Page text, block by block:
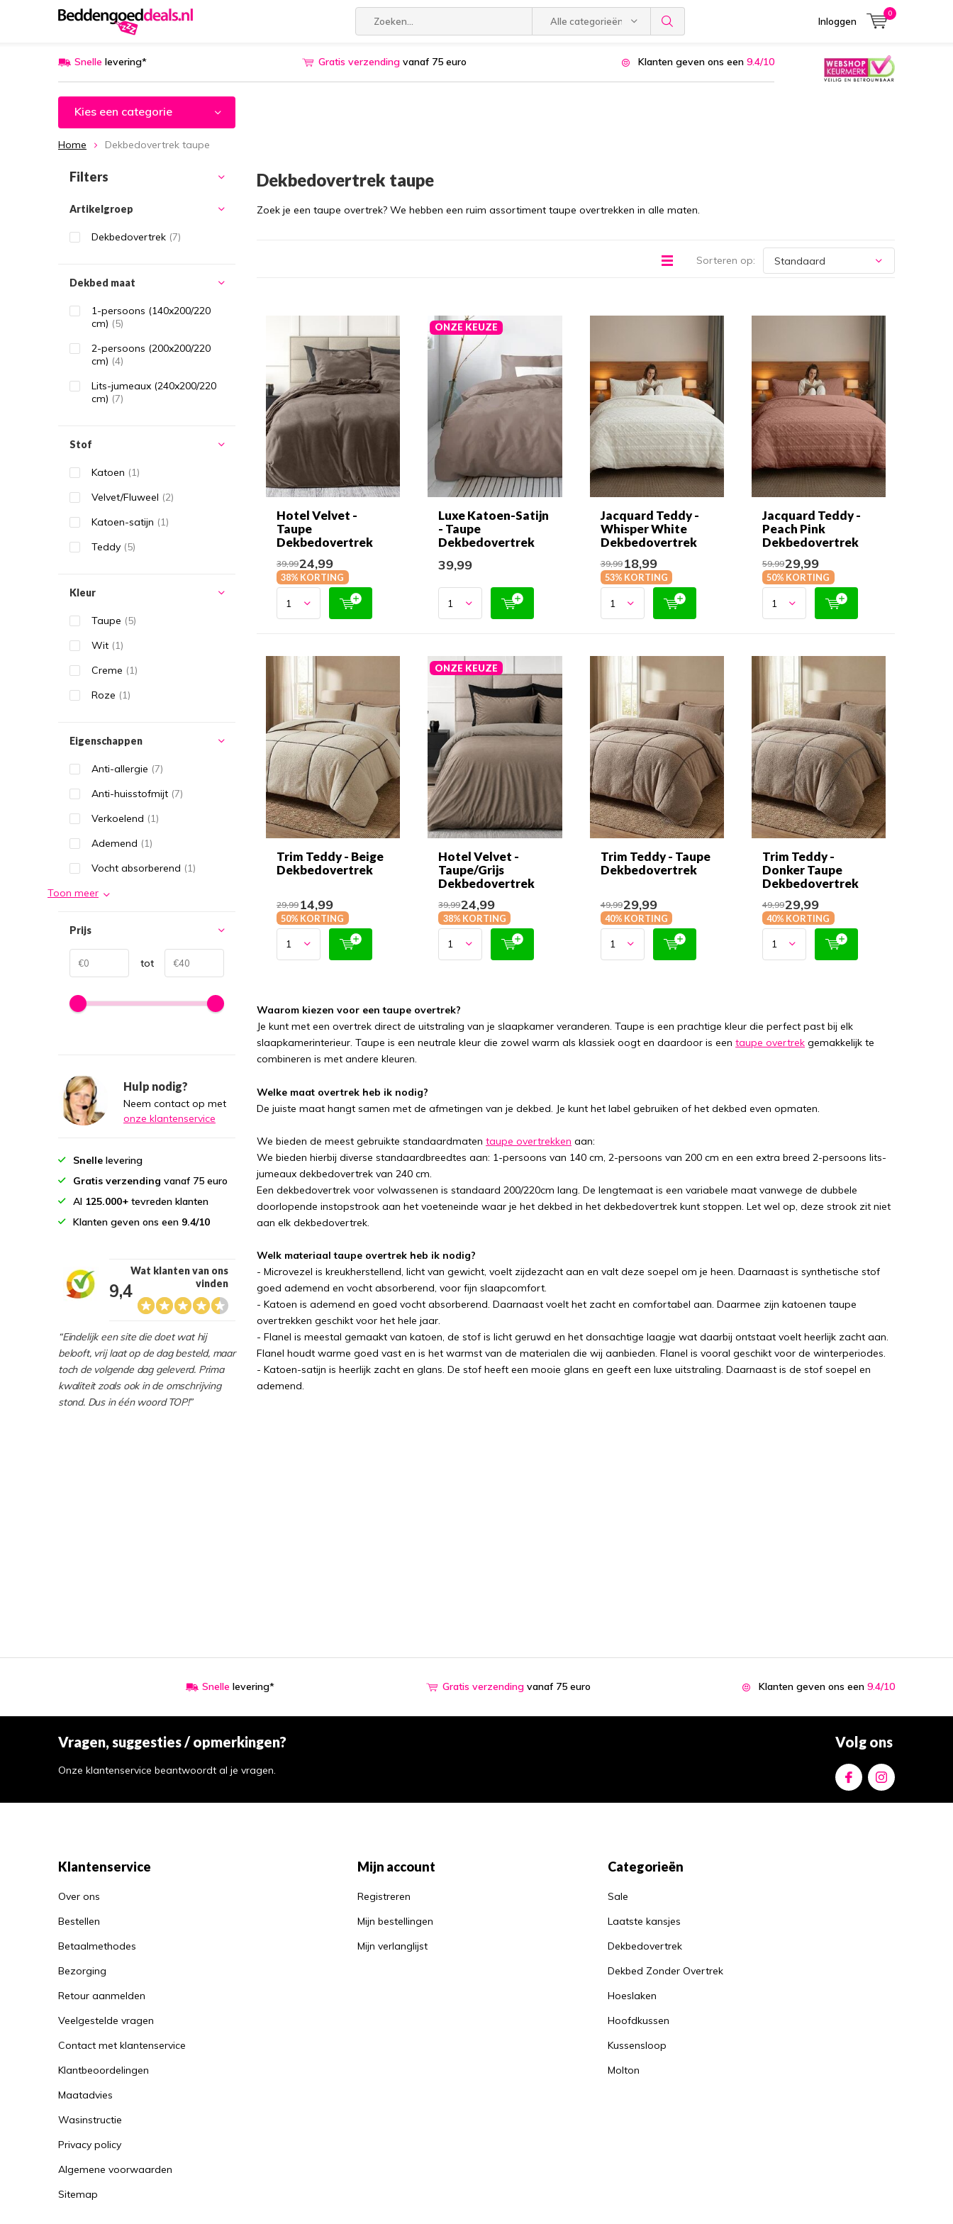
Alle categorieën Inloggen
0
Snelle levering* Gratis verzending vanaf 75 euro Klanten geven ons een 9.4/10
Kies een categorie
Home Dekbedovertrek taupe
Dekbedovertrek taupe
Zoek je een taupe overtrek? We hebben een ruim assortiment taupe overtrekken in alle maten.
Sorteren op:
Hotel Velvet -
Taupe
Dekbedovertrek
39,9924,99
38% KORTING
Luxe Katoen-Satijn
- Taupe
Dekbedovertrek
ONZE KEUZE
39,99
Jacquard Teddy -
Whisper White
Dekbedovertrek
39,9918,99
53% KORTING
Jacquard Teddy -
Peach Pink
Dekbedovertrek
59,9929,99
50% KORTING
Trim Teddy - Beige
Dekbedovertrek
29,9914,99
50% KORTING
Hotel Velvet -
Taupe/Grijs
Dekbedovertrek
ONZE KEUZE
39,9924,99
38% KORTING
Trim Teddy - Taupe
Dekbedovertrek
49,9929,99
40% KORTING
Trim Teddy -
Donker Taupe
Dekbedovertrek
49,9929,99
40% KORTING
Waarom kiezen voor een taupe overtrek?
Je kunt met een overtrek direct de uitstraling van je slaapkamer veranderen. Taupe is een prachtige kleur die perfect past bij elk
slaapkamerinterieur. Taupe is een neutrale kleur die zowel warm als klassiek oogt en daardoor is een taupe overtrek gemakkelijk te
combineren is met andere kleuren.
Welke maat overtrek heb ik nodig?
De juiste maat hangt samen met de afmetingen van je dekbed. Je kunt het label gebruiken of het dekbed even opmaten.
We bieden de meest gebruikte standaardmaten taupe overtrekken aan:
We bieden hierbij diverse standaardbreedtes aan: 1-persoons van 140 cm, 2-persoons van 200 cm en een extra breed 2-persoons lits-
jumeaux dekbedovertrek van 240 cm.
Een dekbedovertrek voor volwassenen is standaard 200/220cm lang. De lengtemaat is een variabele maat vanwege de dubbele
doorlopende instopstrook aan het voeteneinde waar je het dekbed in het dekbedovertrek kunt stoppen. Let wel op, deze strook zit niet
aan elk dekbedovertrek.
Welk materiaal taupe overtrek heb ik nodig?
- Microvezel is kreukherstellend, licht van gewicht, voelt zijdezacht aan en valt deze soepel om je heen. Daarnaast is synthetische stof
goed ademend en vocht absorberend, voor fijn slaapcomfort.
- Katoen is ademend en goed vocht absorberend. Daarnaast voelt het zacht en comfortabel aan. Daarmee zijn katoenen taupe
overtrekken geschikt voor het hele jaar.
- Flanel is meestal gemaakt van katoen, de stof is licht geruwd en het donsachtige laagje wat daarbij ontstaat voelt heerlijk zacht aan.
Flanel houdt warme goed vast en is het warmst van de materialen die wij aanbieden. Flanel is vooral geschikt voor de winterperiodes.
- Katoen-satijn is heerlijk zacht en glans. De stof heeft een mooie glans en geeft een luxe uitstraling. Daarnaast is de stof soepel en
ademend.
Filters
Artikelgroep
Dekbedovertrek (7)
Dekbed maat
1-persoons (140x200/220
cm) (5)
2-persoons (200x200/220
cm) (4)
Lits-jumeaux (240x200/220
cm) (7)
Stof
Katoen (1)
Velvet/Fluweel (2)
Katoen-satijn (1)
Teddy (5)
Kleur
Taupe (5)
Wit (1)
Creme (1)
Roze (1)
Eigenschappen
Anti-allergie (7)
Anti-huisstofmijt (7)
Verkoelend (1)
Ademend (1)
Vocht absorberend (1)
Toon meer
Prijs
tot
Hulp nodig?
Neem contact op met
onze klantenservice
Snelle levering
Gratis verzending vanaf 75 euro
Al 125.000+ tevreden klanten
Klanten geven ons een 9.4/10
9,4
Wat klanten van ons
vinden
“Eindelijk een site die doet wat hij
belooft, vrij laat op de dag besteld, maar
toch de volgende dag geleverd. Prima
kwaliteit zoals ook in de omschrijving
stond. Dus in één woord TOP!”
Snelle levering* Gratis verzending vanaf 75 euro Klanten geven ons een 9.4/10
Vragen, suggesties / opmerkingen?
Onze klantenservice beantwoordt al je vragen.
Volg ons
Klantenservice
Over ons
Bestellen
Betaalmethodes
Bezorging
Retour aanmelden
Veelgestelde vragen
Contact met klantenservice
Klantbeoordelingen
Maatadvies
Wasinstructie
Privacy policy
Algemene voorwaarden
Sitemap
Mijn account
Registreren
Mijn bestellingen
Mijn verlanglijst
Categorieën
Sale
Laatste kansjes
Dekbedovertrek
Dekbed Zonder Overtrek
Hoeslaken
Hoofdkussen
Kussensloop
Molton